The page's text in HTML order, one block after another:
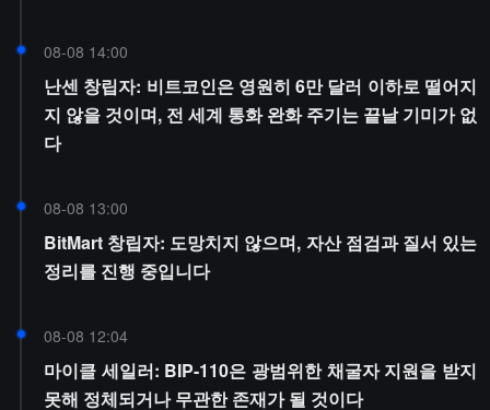
08-08 14:00
난센 창립자: 비트코인은 영원히 6만 달러 이하로 떨어지
지 않을 것이며, 전 세계 통화 완화 주기는 끝날 기미가 없
다
08-08 13:00
BitMart 창립자: 도망치지 않으며, 자산 점검과 질서 있는
정리를 진행 중입니다
08-08 12:04
마이클 세일러: BIP-110은 광범위한 채굴자 지원을 받지
못해 정체되거나 무관한 존재가 될 것이다